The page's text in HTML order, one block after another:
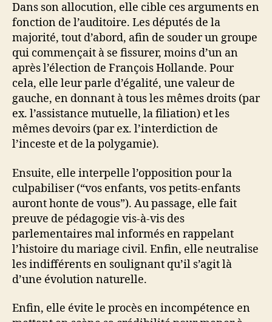
Dans son allocution, elle cible ces arguments en
fonction de l’auditoire. Les députés de la
majorité, tout d’abord, afin de souder un groupe
qui commençait à se fissurer, moins d’un an
après l’élection de François Hollande. Pour
cela, elle leur parle d’égalité, une valeur de
gauche, en donnant à tous les mêmes droits (par
ex. l’assistance mutuelle, la filiation) et les
mêmes devoirs (par ex. l’interdiction de
l’inceste et de la polygamie).
Ensuite, elle interpelle l’opposition pour la
culpabiliser (“vos enfants, vos petits-enfants
auront honte de vous”). Au passage, elle fait
preuve de pédagogie vis-à-vis des
parlementaires mal informés en rappelant
l’histoire du mariage civil. Enfin, elle neutralise
les indifférents en soulignant qu’il s’agit là
d’une évolution naturelle.
Enfin, elle évite le procès en incompétence en